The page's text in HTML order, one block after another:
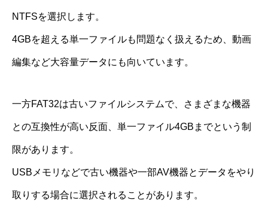
NTFSを選択します。
4GBを超える単一ファイルも問題なく扱えるため、動画
編集など大容量データにも向いています。
一方FAT32は古いファイルシステムで、さまざまな機器
との互換性が高い反面、単一ファイル4GBまでという制
限があります。
USBメモリなどで古い機器や一部AV機器とデータをやり
取りする場合に選択されることがあります。